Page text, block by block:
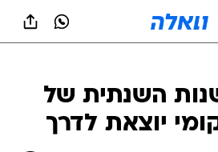
השנתית של
יוצאת לדרך